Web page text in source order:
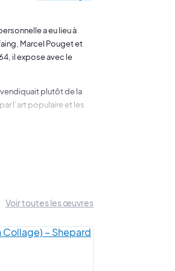
a eu lieu à
Marcel Pouget et
il expose avec le
plutôt de la
l’art populaire et les
artistiques : la
sculpturales.
Voir toutes les œuvres